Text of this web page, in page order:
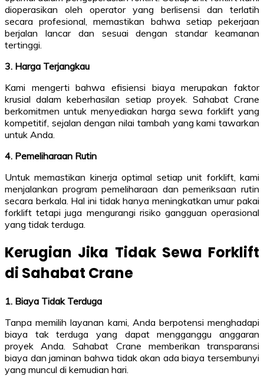
dioperasikan oleh operator yang berlisensi dan terlatih
secara profesional, memastikan bahwa setiap pekerjaan
berjalan lancar dan sesuai dengan standar keamanan
tertinggi.
3. Harga Terjangkau
Kami mengerti bahwa efisiensi biaya merupakan faktor
krusial dalam keberhasilan setiap proyek. Sahabat Crane
berkomitmen untuk menyediakan harga sewa forklift yang
kompetitif, sejalan dengan nilai tambah yang kami tawarkan
untuk Anda.
4. Pemeliharaan Rutin
Untuk memastikan kinerja optimal setiap unit forklift, kami
menjalankan program pemeliharaan dan pemeriksaan rutin
secara berkala. Hal ini tidak hanya meningkatkan umur pakai
forklift tetapi juga mengurangi risiko gangguan operasional
yang tidak terduga.
Kerugian Jika Tidak Sewa Forklift
di Sahabat Crane
1. Biaya Tidak Terduga
Tanpa memilih layanan kami, Anda berpotensi menghadapi
biaya tak terduga yang dapat mengganggu anggaran
proyek Anda. Sahabat Crane memberikan transparansi
biaya dan jaminan bahwa tidak akan ada biaya tersembunyi
yang muncul di kemudian hari.